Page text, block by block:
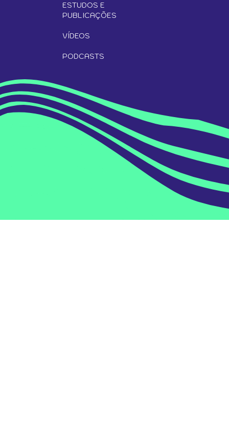
ESTUDOS E
PUBLICAÇÕES
VÍDEOS
PODCASTS